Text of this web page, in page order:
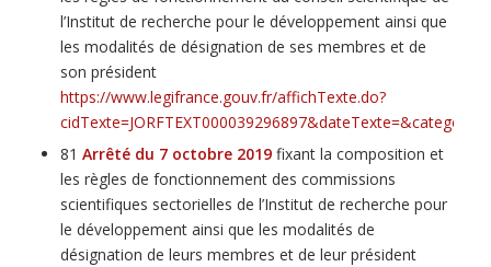
l’Institut de recherche pour le développement ainsi que
les modalités de désignation de ses membres et de
son président
https://www.legifrance.gouv.fr/affichTexte.do?
81 Arrêté du 7 octobre 2019fixant la composition et
les règles de fonctionnement des commissions
scientifiques sectorielles de l’Institut de recherche pour
le développement ainsi que les modalités de
désignation de leurs membres et de leur président